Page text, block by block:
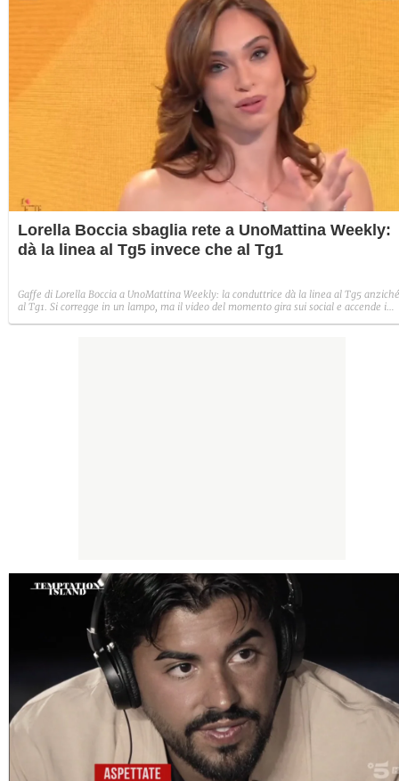
Lorella Boccia sbaglia rete a UnoMattina Weekly:
dà la linea al Tg5 invece che al Tg1
Gaffe di Lorella Boccia a UnoMattina Weekly: la conduttrice dà la linea al Tg5 anziché
al Tg1. Si corregge in un lampo, ma il video del momento gira sui social e accende i